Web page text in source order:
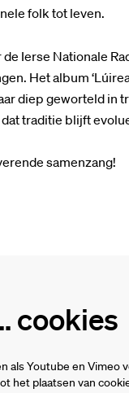
folk tot leven.
Ierse Nationale
Het album
diep geworteld in
traditie blijft
samenzang!
cookies
als Youtube en Vimeo
het plaatsen van